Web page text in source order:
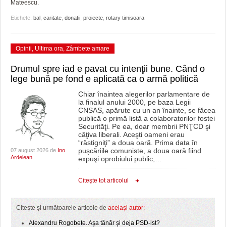
SFATUL MEDICULUI
SFATURI JURIDICE
Mateescu.
Etichete: bal caritate donatii proiecte rotary timisoara
Opinii, Ultima ora, Zâmbete amare
Drumul spre iad e pavat cu intenţii bune. Când o
lege bună pe fond e aplicată ca o armă politică
07 august 2026 de Ino
Ardelean
Chiar înaintea alegerilor parlamentare de
la finalul anului 2000, pe baza Legii
CNSAS, apărute cu un an înainte, se făcea
publică o primă listă a colaboratorilor fostei
Securităţi. Pe ea, doar membrii PNŢCD şi
câţiva liberali. Aceşti oameni erau
“răstigniţi” a doua oară. Prima data în
puşcăriile comuniste, a doua oară fiind
expuşi oprobiului public,
Citeşte tot articolul
Citeşte şi următoarele articole de acelaşi autor:
Alexandru Rogobete. Aşa tânăr şi deja PSD-ist?